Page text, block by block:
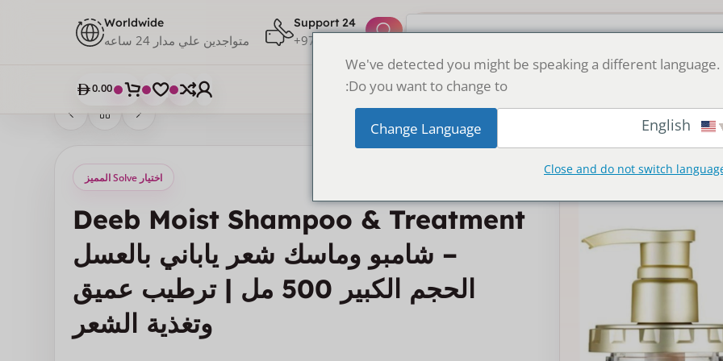
24 Support
971528117364+
Worldwide
متواجدين علي مدار 24 ساعه
0.00
اختيار Solve المميز
Deeb Moist Shampoo & Treatment
– شامبو وماسك شعر ياباني بالعسل
الحجم الكبير 500 مل | ترطيب عميق
وتغذية الشعر
We've detected you might be speaking a different language.
Do you want to change to:
Change Language
Close and do not switch